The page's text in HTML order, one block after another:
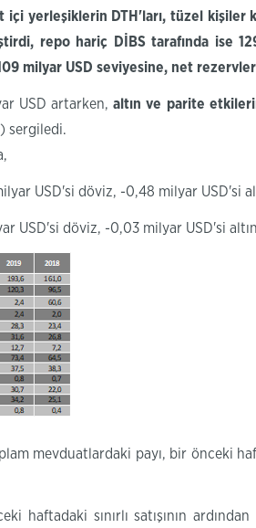
içi yerleşiklerin DTH'ları, tüzel kişiler
repo hariç DİBS tarafında ise
milyar USD seviyesine, net
USD artarken, altınve parite
sergiledi.
USD'si döviz, -0,48 milyar USD'si
USD'si döviz, -0,03 milyar USD'si
mevduatlardaki payı, bir önceki
haftadaki sınırlı satışının ardından